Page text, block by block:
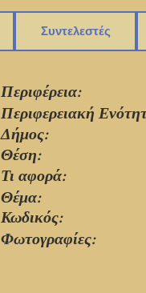
Συντελεστές
Περιφέρεια:
Περιφερειακή
Δήμος:
Θέση:
Τι αφορά:
Θέμα:
Κωδικός:
Φωτογραφίες: